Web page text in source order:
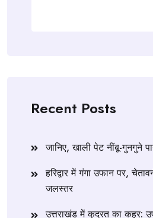
Recent Posts
जानिए, खाली पेट नींबू-गुनगुने
हरिद्वार में गंगा उफान पर,
जलस्तर
उत्तराखंड में कुदरत का कहर: